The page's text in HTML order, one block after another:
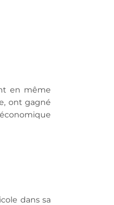
en même
ont gagné
dans sa